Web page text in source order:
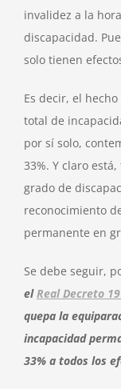
invalidez a la
discapacidad.
solo tienen
Es decir, el
total de
por sí solo,
33%. Y claro
grado de
reconocimiento
permanente en
Se debe seguir,
elReal Decreto
quepa la
incapacidad
33% a todos los